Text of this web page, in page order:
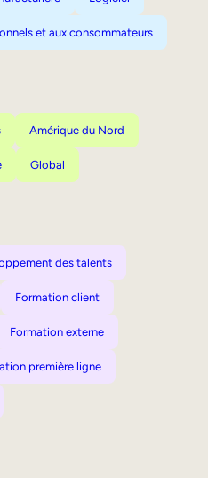
et aux consommateurs
Amérique du Nord
Global
des talents
Formation client
Formation externe
première ligne